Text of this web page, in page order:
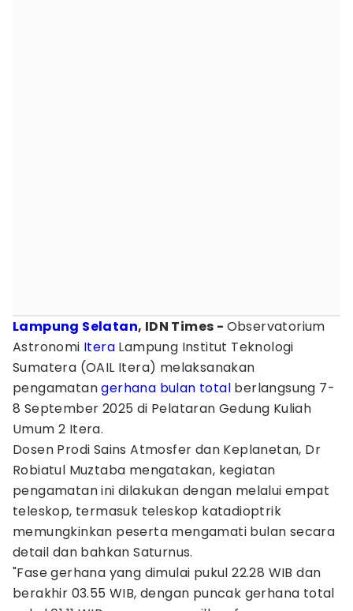
Lampung Selatan, IDN Times - Observatorium
Astronomi Itera Lampung Institut Teknologi
Sumatera (OAIL Itera) melaksanakan
pengamatangerhana bulan total berlangsung 7-
8 September 2025 di Pelataran Gedung Kuliah
Umum 2 Itera.
Dosen Prodi Sains Atmosfer dan Keplanetan, Dr
Robiatul Muztaba mengatakan, kegiatan
pengamatan ini dilakukan dengan melalui empat
teleskop, termasuk teleskop katadioptrik
memungkinkan peserta mengamati bulan secara
detail dan bahkan Saturnus.
"Fase gerhana yang dimulai pukul 22.28 WIB dan
berakhir 03.55 WIB, dengan puncak gerhana total